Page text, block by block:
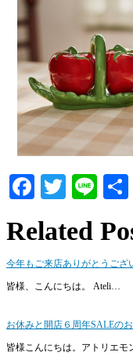
Facebook
Twitter
Line
Related
今年もご来店ありがとうござ
皆様、こんにちは。 Ateli…
お休みと開店６周年SALEの
皆様こんにちは。アトリエ